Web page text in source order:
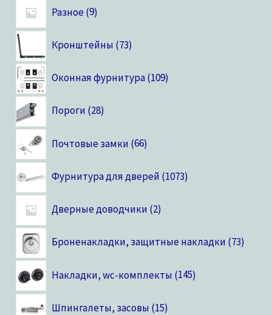
Разное 9
Кронштейны 73
Оконная фурнитура 109
Пороги 28
Почтовые замки 66
Фурнитура для дверей 1073
Дверные доводчики 2
Броненакладки, защитные накладки 73
Накладки, wc-комплекты 145
Шпингалеты, засовы 15